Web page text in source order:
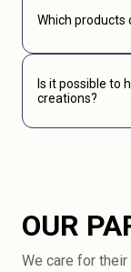
Which products
Is it possible to
creations?
OUR
We care for